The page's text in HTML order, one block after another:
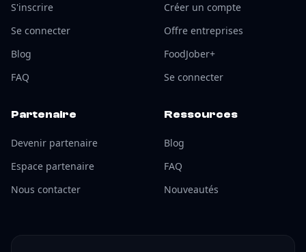
S'inscrire
Se connecter
Blog
FAQ
Créer un compte
Offre entreprises
FoodJober+
Se connecter
Partenaire
Devenir partenaire
Espace partenaire
Nous contacter
Ressources
Blog
FAQ
Nouveautés